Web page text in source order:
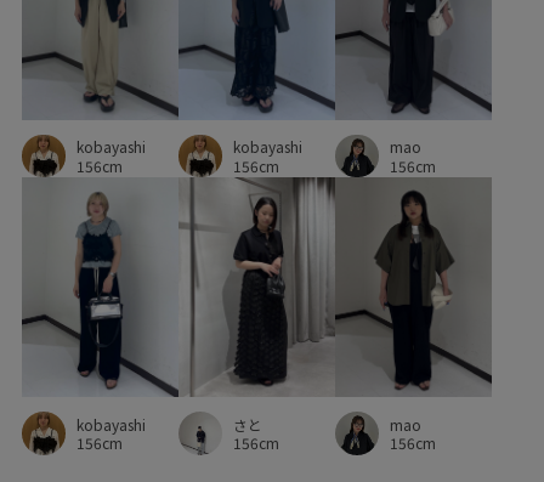
kobayashi
156cm
kobayashi
156cm
mao
156cm
kobayashi
156cm
さと
156cm
mao
156cm